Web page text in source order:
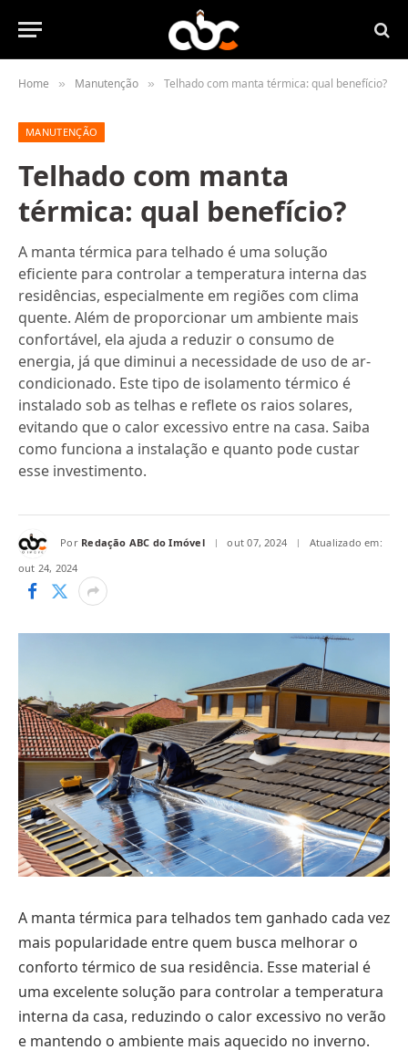
Home » Manutenção » Telhado com manta térmica: qual benefício?
MANUTENÇÃO
Telhado com manta
térmica: qual benefício?
A manta térmica para telhado é uma solução
eficiente para controlar a temperatura interna das
residências, especialmente em regiões com clima
quente. Além de proporcionar um ambiente mais
confortável, ela ajuda a reduzir o consumo de
energia, já que diminui a necessidade de uso de ar-
condicionado. Este tipo de isolamento térmico é
instalado sob as telhas e reflete os raios solares,
evitando que o calor excessivo entre na casa. Saiba
como funciona a instalação e quanto pode custar
esse investimento.
Por Redação ABC do Imóvel out 07, 2024
Atualizado em:
out 24, 2024
A manta térmica para telhados tem ganhado cada vez
mais popularidade entre quem busca melhorar o
conforto térmico de sua residência. Esse material é
uma excelente solução para controlar a temperatura
interna da casa, reduzindo o calor excessivo no verão
e mantendo o ambiente mais aquecido no inverno.